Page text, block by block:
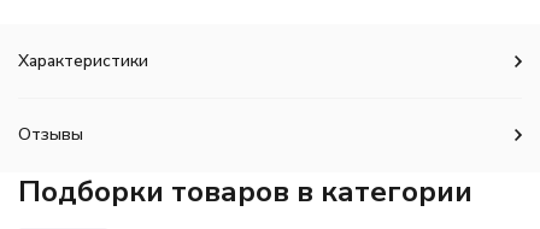
Характеристики
Отзывы
Подборки товаров в категории